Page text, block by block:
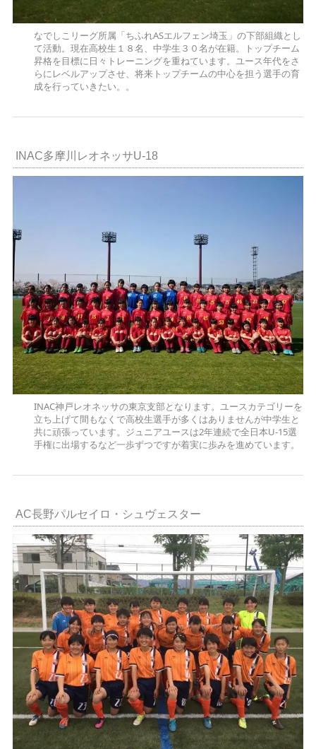
なでしこリーグ所属「ちふれASエルフェン埼玉」の下部組織とし
て活動。現在高校生１８名、中学生３０名が在籍。トップチーム
昇格を目標に日々トレーニングを重ねています。ユース年代をさ
らにレベルアップさせ、将来トップチームの中心を担う選手の育
成を行っていきたい。。
INAC多摩川レオネッサU-18
INAC神戸レオネッサの東京支部となります。ユースカテゴリーを
立ち上げて間もなくで高校生選手が多くはありませんが中学生と
共に頑張っています。ジュニアユースは2年連続で全日本U-15選
手権に出場するなど一歩ずつですが着実に歩みを進めています。
AC長野パルセイロ・シュヴェスター